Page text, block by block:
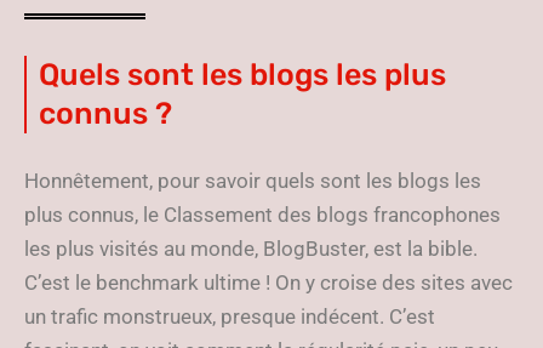
Quels sont les blogs les plus
connus ?
Honnêtement, pour savoir quels sont les blogs les
plus connus, le Classement des blogs francophones
les plus visités au monde, BlogBuster, est la bible.
C’est le benchmark ultime ! On y croise des sites avec
un trafic monstrueux, presque indécent. C’est